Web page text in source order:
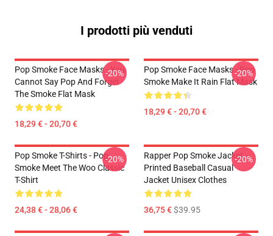
I prodotti più venduti
Pop Smoke Face Masks - You
Cannot Say Pop And Forget
The Smoke Flat Mask
18,29 € - 20,70 €
-20%
Pop Smoke Face Masks - Pop
Smoke Make It Rain Flat Mask
18,29 € - 20,70 €
-20%
Pop Smoke T-Shirts - Pop
Smoke Meet The Woo Classic
T-Shirt
24,38 € - 28,06 €
-20%
Rapper Pop Smoke Jacket -
Printed Baseball Casual
Jacket Unisex Clothes
36,75 €$39.95
-20%